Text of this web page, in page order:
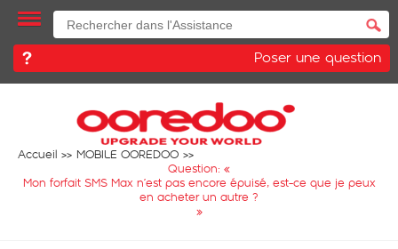
Poser une question
Accueil
MOBILE OOREDOO
Question: «
Mon forfait SMS Max n’est pas encore épuisé, est-ce que je peux
en acheter un autre ?
»